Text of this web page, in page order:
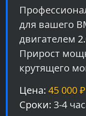
для вашего
двигателем
Прирост
крутящего
Цена: 45 000 ₽
Сроки: 3-4